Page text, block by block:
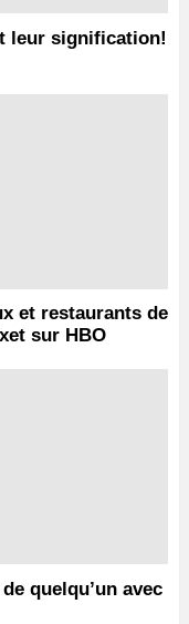
leur signification!
et restaurants de
sur HBO
quelqu’un avec